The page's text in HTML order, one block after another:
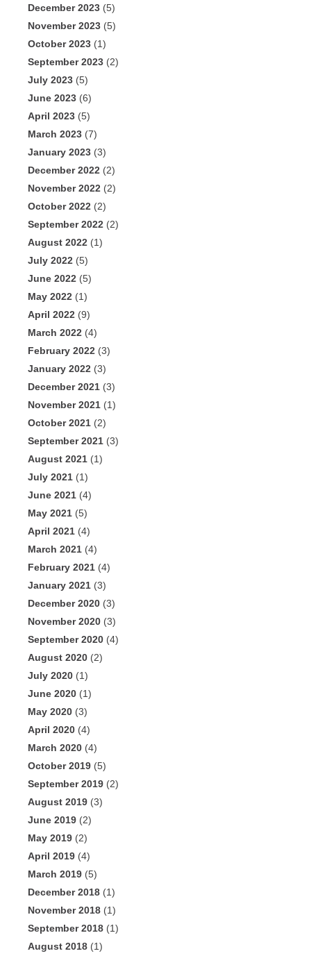
December 2023 (5)
November 2023 (5)
October 2023 (1)
September 2023 (2)
July 2023 (5)
June 2023 (6)
April 2023 (5)
March 2023 (7)
January 2023 (3)
December 2022 (2)
November 2022 (2)
October 2022 (2)
September 2022 (2)
August 2022 (1)
July 2022 (5)
June 2022 (5)
May 2022 (1)
April 2022 (9)
March 2022 (4)
February 2022 (3)
January 2022 (3)
December 2021 (3)
November 2021 (1)
October 2021 (2)
September 2021 (3)
August 2021 (1)
July 2021 (1)
June 2021 (4)
May 2021 (5)
April 2021 (4)
March 2021 (4)
February 2021 (4)
January 2021 (3)
December 2020 (3)
November 2020 (3)
September 2020 (4)
August 2020 (2)
July 2020 (1)
June 2020 (1)
May 2020 (3)
April 2020 (4)
March 2020 (4)
October 2019 (5)
September 2019 (2)
August 2019 (3)
June 2019 (2)
May 2019 (2)
April 2019 (4)
March 2019 (5)
December 2018 (1)
November 2018 (1)
September 2018 (1)
August 2018 (1)